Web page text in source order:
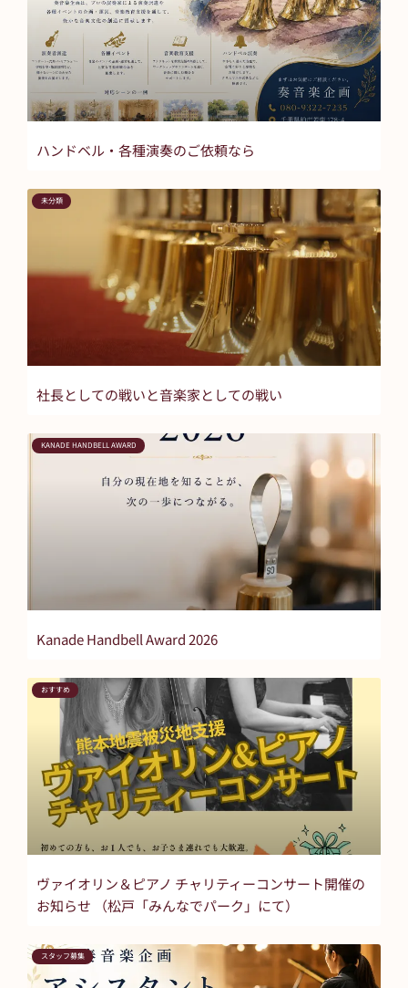
ハンドベル・各種演奏のご依頼なら
未分類
社長としての戦いと音楽家としての戦い
KANADE HANDBELL AWARD
Kanade Handbell Award 2026
おすすめ
ヴァイオリン＆ピアノ チャリティーコンサート開催の
お知らせ （松戸「みんなでパーク」にて）
スタッフ募集